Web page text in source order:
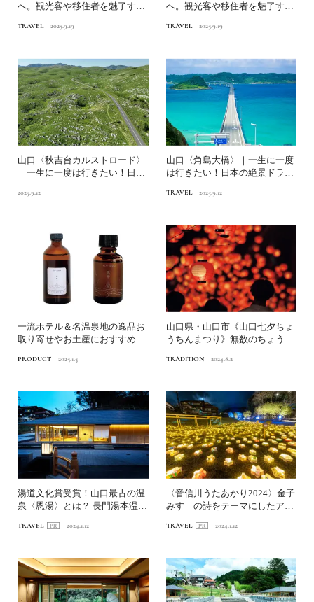
へ。観光客や移住者を魅了する
TRAVEL 2025.9.19
へ。観光客や移住者を魅了する
TRAVEL 2025.9.19
山口〈秋吉台カルストロード〉
｜一生に一度は行きたい！日本
2025.9.12
山口〈角島大橋〉｜一生に一度
は行きたい！日本の絶景ドライ
TRAVEL 2025.9.12
一流ホテル＆名温泉地の逸品お
取り寄せやお土産におすすめ！
PRODUCT 2025.1.5
山口県・山口市《山口七夕ちょ
うちんまつり》無数のちょうち
TRADITION 2024.8.2
湯道文化賞受賞！山口最古の温
泉〈恩湯〉とは？ 長門湯本温泉
TRAVEL 2024.1.12
〈音信川うたあかり2024〉金子
みすゞの詩をテーマにしたアー
TRAVEL 2024.1.12